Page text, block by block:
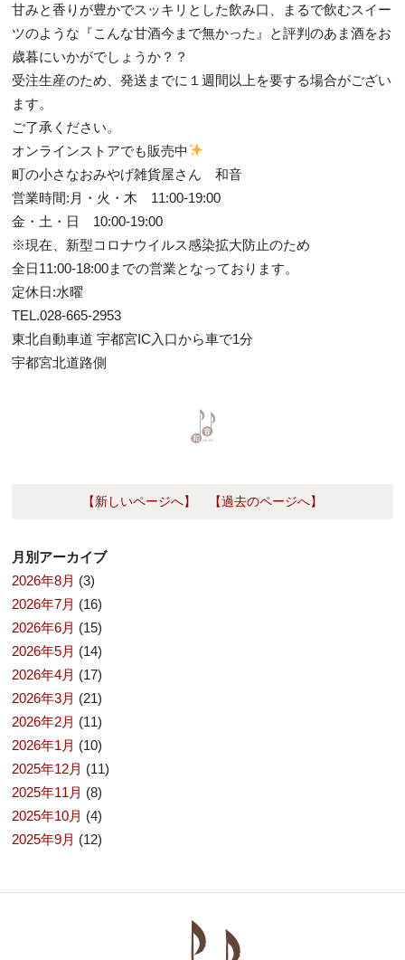
甘みと香りが豊かでスッキリとした飲み口、まるで飲むスイー
ツのような『こんな甘酒今まで無かった』と評判のあま酒をお
歳暮にいかがでしょうか？？
受注生産のため、発送までに１週間以上を要する場合がござい
ます。
ご了承ください。
オンラインストアでも販売中
町の小さなおみやげ雑貨屋さん 和音
営業時間:月・火・木 11:00-19:00
金・土・日 10:00-19:00
※現在、新型コロナウイルス感染拡大防止のため
全日11:00-18:00までの営業となっております。
定休日:水曜
TEL.028-665-2953
東北自動車道 宇都宮IC入口から車で1分
宇都宮北道路側
【新しいページへ】 【過去のページへ】
月別アーカイブ
2026年8月 (3)
2026年7月 (16)
2026年6月 (15)
2026年5月 (14)
2026年4月 (17)
2026年3月 (21)
2026年2月 (11)
2026年1月 (10)
2025年12月 (11)
2025年11月 (8)
2025年10月 (4)
2025年9月 (12)